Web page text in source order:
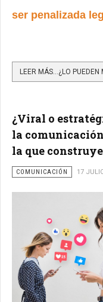
ser penalizada
¿Viral o
la
la que
COMUNICACIÓN 17